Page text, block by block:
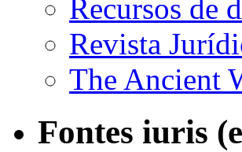
Recursos de
Revista
The Ancient
Fontes iuris